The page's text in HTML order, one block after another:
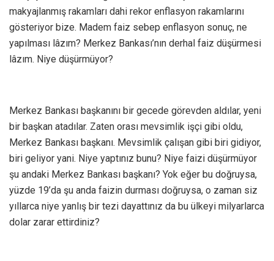
makyajlanmış rakamları dahi rekor enflasyon rakamlarını
gösteriyor bize. Madem faiz sebep enflasyon sonuç, ne
yapılması lâzım? Merkez Bankası’nın derhal faiz düşürmesi
lâzım. Niye düşürmüyor?
Merkez Bankası başkanını bir gecede görevden aldılar, yeni
bir başkan atadılar. Zaten orası mevsimlik işçi gibi oldu,
Merkez Bankası başkanı. Mevsimlik çalışan gibi biri gidiyor,
biri geliyor yani. Niye yaptınız bunu? Niye faizi düşürmüyor
şu andaki Merkez Bankası başkanı? Yok eğer bu doğruysa,
yüzde 19’da şu anda faizin durması doğruysa, o zaman siz
yıllarca niye yanlış bir tezi dayattınız da bu ülkeyi milyarlarca
dolar zarar ettirdiniz?